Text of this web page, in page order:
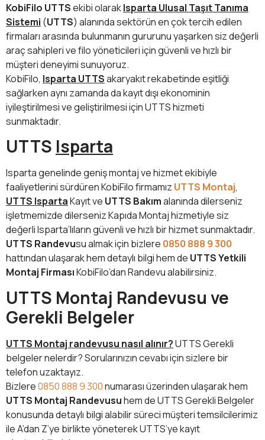
KobiFilo UTTSekibi olarakIsparta Ulusal Taşıt Tanıma
Sistemi (UTTS) alanında sektörün en çok tercih edilen
firmaları arasında bulunmanın gururunu yaşarken siz değerli
araç sahipleri ve filo yöneticileri için güvenli ve hızlı bir
müşteri deneyimi sunuyoruz.
KobiFilo, Isparta UTTSakaryakıt rekabetinde eşitliği
sağlarken aynı zamanda da kayıt dışı ekonominin
iyileştirilmesi ve geliştirilmesi için UTTS hizmeti
sunmaktadır.
UTTS Isparta
Isparta genelinde geniş montaj ve hizmet ekibiyle
faaliyetlerini sürdüren KobiFilo firmamız UTTS Montaj,
UTTS IspartaKayıt ve UTTS Bakımalanında dilerseniz
işletmemizde dilerseniz Kapıda Montaj hizmetiyle siz
değerli Isparta’lıların güvenli ve hızlı bir hizmet sunmaktadır.
UTTS Randevusu almak için bizlere 0850 888 9 300
hattından ulaşarak hem detaylı bilgi hem de UTTS Yetkili
Montaj FirmasıKobiFilo’dan Randevu alabilirsiniz.
UTTS Montaj Randevusu ve
Gerekli Belgeler
UTTS Montaj randevusu nasıl alınır?UTTS Gerekli
belgeler nelerdir? Sorularınızın cevabı için sizlere bir
telefon uzaktayız.
Bizlere0850 888 9 300numarası üzerinden ulaşarak hem
UTTS Montaj Randevusuhem de UTTS Gerekli Belgeler
konusunda detaylı bilgi alabilir süreci müşteri temsilcilerimiz
ile A’dan Z’ye birlikte yöneterek UTTS’ye kayıt